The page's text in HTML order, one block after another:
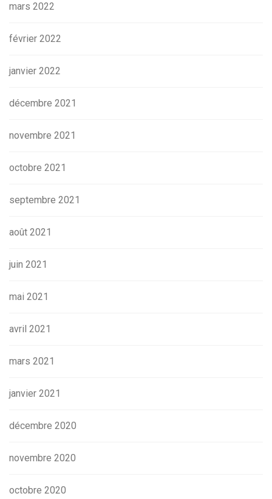
mars 2022
février 2022
janvier 2022
décembre 2021
novembre 2021
octobre 2021
septembre 2021
août 2021
juin 2021
mai 2021
avril 2021
mars 2021
janvier 2021
décembre 2020
novembre 2020
octobre 2020